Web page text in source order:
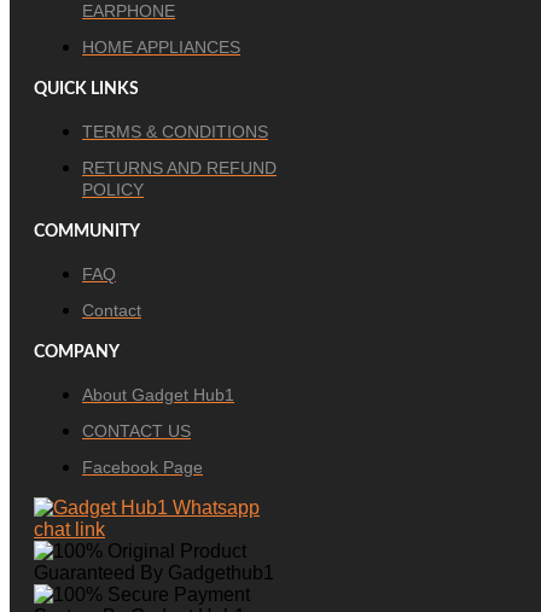
EARPHONE
HOME APPLIANCES
QUICK LINKS
TERMS & CONDITIONS
RETURNS AND REFUND
POLICY
COMMUNITY
FAQ
Contact
COMPANY
About Gadget Hub1
CONTACT US
Facebook Page